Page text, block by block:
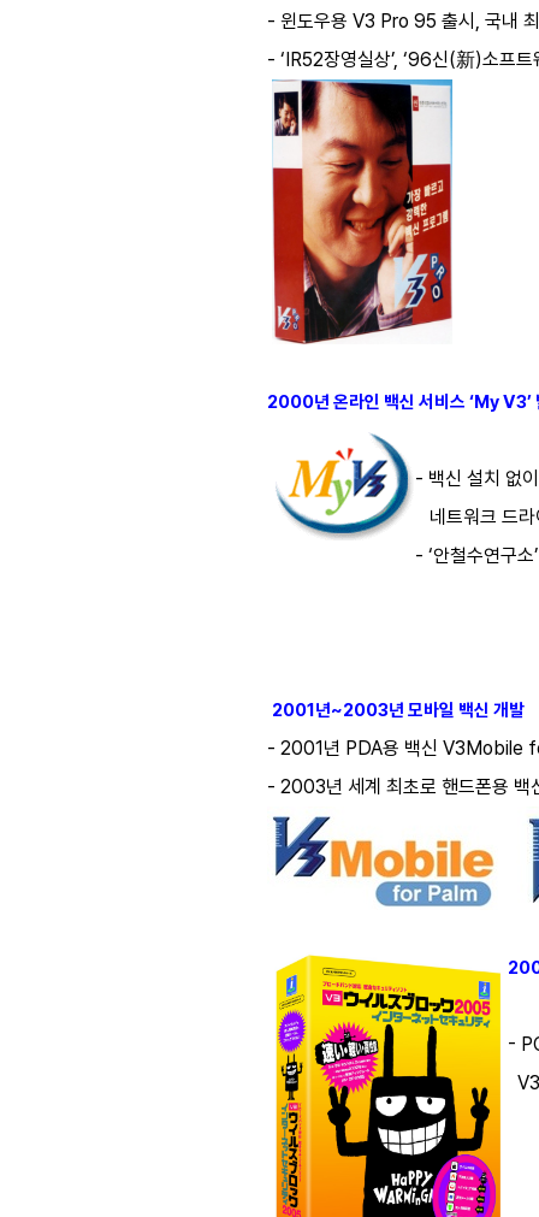
- 윈도우용 V3 Pro 95 출시, 국내
- ‘IR52장영실상’, ‘96신(新)소프
2000년 온라인 백신 서비스 ‘My V3’
- 백신 설치 없
네트워크 드
- ‘안철수연구소
2001년~2003년 모바일 백신 개발
- 2001년 PDA용 백신 V3Mobile
- 2003년 세계 최초로 핸드폰용
-